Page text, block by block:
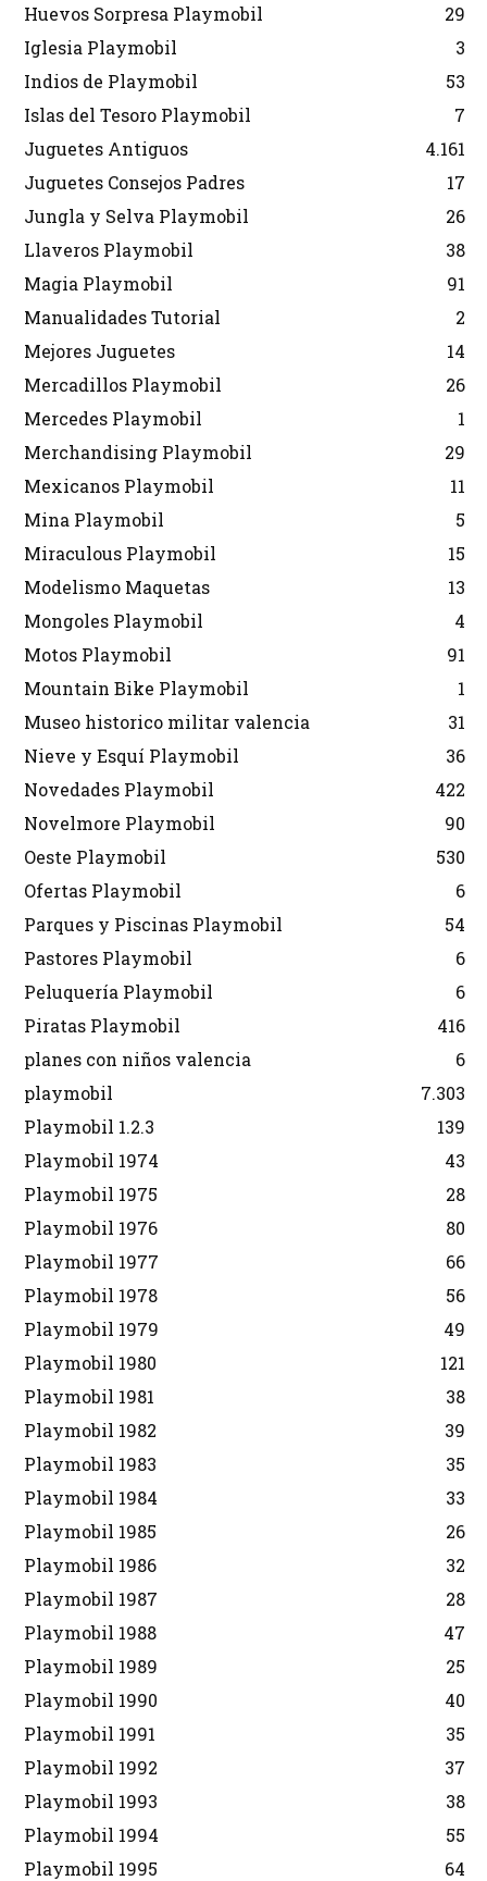
Huevos Sorpresa Playmobil
29
Iglesia Playmobil
3
Indios de Playmobil
53
Islas del Tesoro Playmobil
7
Juguetes Antiguos
4.161
Juguetes Consejos Padres
17
Jungla y Selva Playmobil
26
Llaveros Playmobil
38
Magia Playmobil
91
Manualidades Tutorial
2
Mejores Juguetes
14
Mercadillos Playmobil
26
Mercedes Playmobil
1
Merchandising Playmobil
29
Mexicanos Playmobil
11
Mina Playmobil
5
Miraculous Playmobil
15
Modelismo Maquetas
13
Mongoles Playmobil
4
Motos Playmobil
91
Mountain Bike Playmobil
1
Museo historico militar valencia
31
Nieve y Esquí Playmobil
36
Novedades Playmobil
422
Novelmore Playmobil
90
Oeste Playmobil
530
Ofertas Playmobil
6
Parques y Piscinas Playmobil
54
Pastores Playmobil
6
Peluquería Playmobil
6
Piratas Playmobil
416
planes con niños valencia
6
playmobil
7.303
Playmobil 1.2.3
139
Playmobil 1974
43
Playmobil 1975
28
Playmobil 1976
80
Playmobil 1977
66
Playmobil 1978
56
Playmobil 1979
49
Playmobil 1980
121
Playmobil 1981
38
Playmobil 1982
39
Playmobil 1983
35
Playmobil 1984
33
Playmobil 1985
26
Playmobil 1986
32
Playmobil 1987
28
Playmobil 1988
47
Playmobil 1989
25
Playmobil 1990
40
Playmobil 1991
35
Playmobil 1992
37
Playmobil 1993
38
Playmobil 1994
55
Playmobil 1995
64